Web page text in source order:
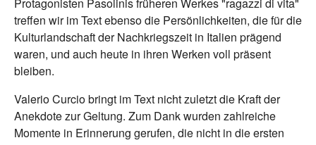
Protagonisten Pasolinis früheren Werkes "ragazzi di vita"
treffen wir im Text ebenso die Persönlichkeiten, die für die
Kulturlandschaft der Nachkriegszeit in Italien prägend
waren, und auch heute in ihren Werken voll präsent
bleiben.
Valerio Curcio bringt im Text nicht zuletzt die Kraft der
Anekdote zur Geltung. Zum Dank wurden zahlreiche
Momente in Erinnerung gerufen, die nicht in die ersten